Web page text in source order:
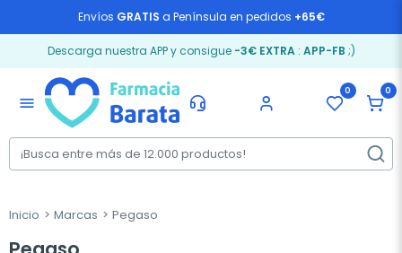
Envíos GRATIS a Península en pedidos +65€
Descarga nuestra APP y consigue -3€ EXTRA: APP-FB ;)
menu
0 0
Inicio Marcas Pegaso